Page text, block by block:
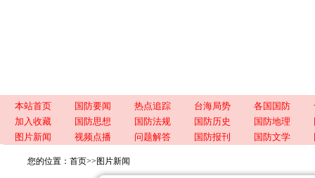
本站首页 国防要闻 热点追踪 台海局势 各国国防
加入收藏
国防思想 国防法规 国防历史 国防地理
图片新闻
视频点播 问题解答 国防报刊 国防文学
您的位置： 首页>> 图片新闻